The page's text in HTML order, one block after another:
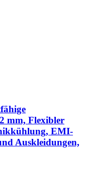
mm, Flexibler
EMI-
Auskleidungen,